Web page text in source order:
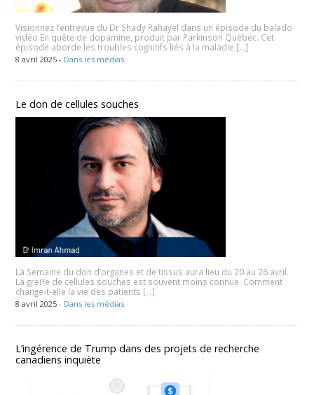
Visionnez l’entrevue du Dr Shady Rahayel dans un épisode du balado
vidéo En quête de dopamine, produit par Parkinson Québec. Cet
épisode aborde les troubles cognitifs liés à la maladie […]
8 avril 2025 - Dans les médias
Le don de cellules souches
La Semaine du don d’organes et de tissus aura lieu du 20 au 26 avril.
La greffe de cellules souches est souvent moins connue. Comment
change-t-elle la vie des patients […]
8 avril 2025 - Dans les médias
L’ingérence de Trump dans des projets de recherche
canadiens inquiète